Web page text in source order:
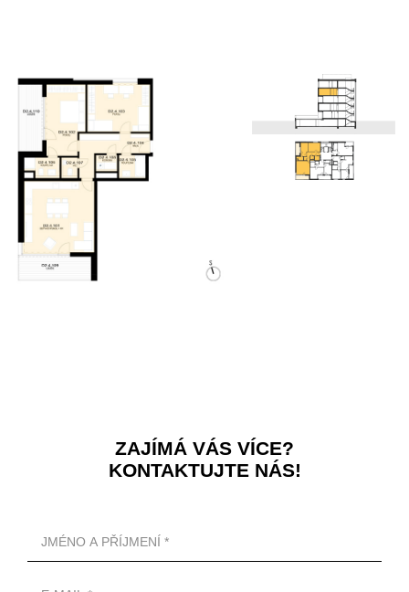
ZAJÍMÁ VÁS VÍCE?
KONTAKTUJTE NÁS!